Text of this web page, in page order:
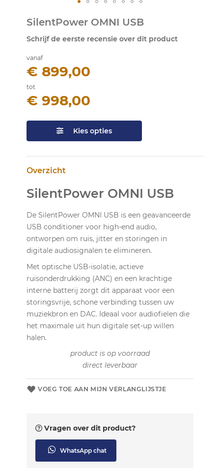
SilentPower OMNI USB
Schrijf de eerste recensie over dit product
vanaf
€ 899,00
tot
€ 998,00
Kies opties
Overzicht
SilentPower OMNI USB
De SilentPower OMNI USB is een geavanceerde
USB conditioner voor high-end audio,
ontworpen om ruis, jitter en storingen in
digitale audiosignalen te elimineren.
Met optische USB-isolatie, actieve
ruisonderdrukking (ANC) en een krachtige
interne batterij zorgt dit apparaat voor een
storingsvrije, schone verbinding tussen uw
muziekbron en DAC. Ideaal voor audiofielen die
het maximale uit hun digitale set-up willen
halen.
product is op voorraad
direct leverbaar
VOEG TOE AAN MIJN VERLANGLIJSTJE
Vragen over dit product?
WhatsApp chat
naar
begin
de
afbeeldingen-